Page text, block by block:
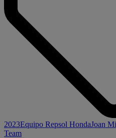
2023Equipo Repsol HondaJoan
Team